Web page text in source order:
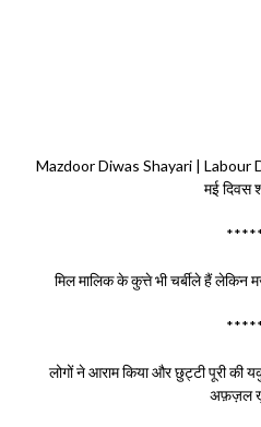
Mazdoor Diwas Shayari | Labour
मई दिवस
मिल मालिक के कुत्ते भी चर्बीले हैं लेकिन
लोगों ने आराम किया और छुट्टी पूरी की
अफ़ज़ल